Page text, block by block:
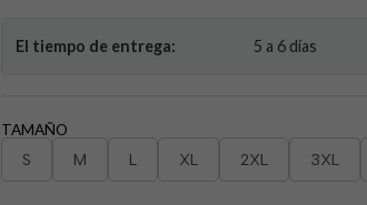
El tiempo de entrega: 5 a 6 días
TAMAÑO
S M L XL 2XL 3XL